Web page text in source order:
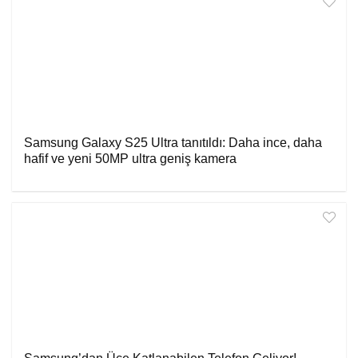
Samsung Galaxy S25 Ultra tanıtıldı: Daha ince, daha
hafif ve yeni 50MP ultra geniş kamera